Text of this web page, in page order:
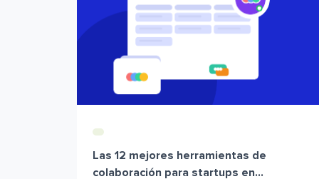
Las 12 mejores herramientas de
colaboración para startups en...